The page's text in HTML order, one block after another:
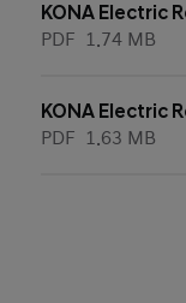
KONA Electric
PDF 1.74 MB
KONA Electric
PDF 1.63 MB